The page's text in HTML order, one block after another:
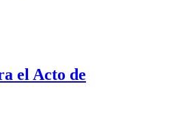
el Acto de